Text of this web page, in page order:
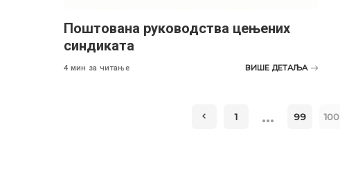
Поштована руководства цењених
синдиката
4 мин за читање ВИШЕ ДЕТАЉА
1 … 99 100